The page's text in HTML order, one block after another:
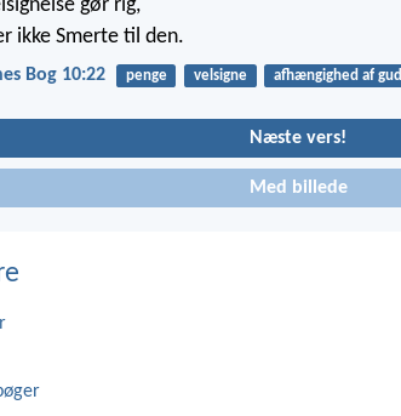
gør rig,
ikke Smerte til den.
Bog 10:22 penge velsigne afhængighed af gud
Næste vers!
Med billede